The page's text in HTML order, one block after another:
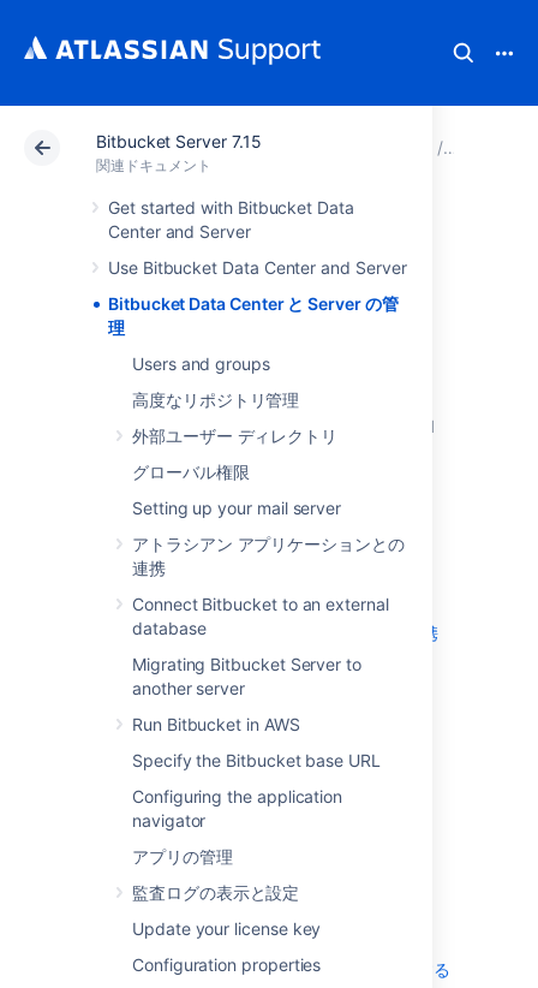
Bitbucket Server 7.15
関連ドキュメント
Get started with Bitbucket Data
Center and Server
Use Bitbucket Data Center and Server
Bitbucket Data Center と Server の管
理
Users and groups
高度なリポジトリ管理
外部ユーザー ディレクトリ
グローバル権限
Setting up your mail server
アトラシアン アプリケーションとの
連携
Connect Bitbucket to an external
database
Migrating Bitbucket Server to
another server
Run Bitbucket in AWS
Specify the Bitbucket base URL
Configuring the application
navigator
アプリの管理
監査ログの表示と設定
Update your license key
Configuration properties
アトラシアン サポート
Bitbucket Data
Center と Server の
管理
This section includes guidance on
administration actions that can be performed
Bitbucket
高度なリポジトリ管理
外部ユーザー ディレクトリ
グローバル権限
Setting up your mail server
アトラシアン アプリケーションとの連携
Connect Bitbucket to an external
database
Migrating Bitbucket Server to another
Run Bitbucket in AWS
Specify the Bitbucket base URL
Configuring the application navigator
アプリの管理
監査ログの表示と設定
Configuration properties
Bitbucket のコンテキスト パスを変更する